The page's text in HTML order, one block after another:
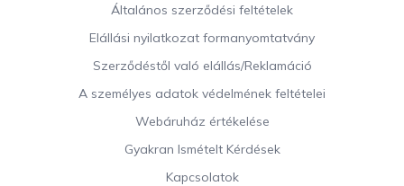
Általános szerződési feltételek
Elállási nyilatkozat formanyomtatvány
Szerződéstől való elállás/Reklamáció
A személyes adatok védelmének feltételei
Webáruház értékelése
Gyakran Ismételt Kérdések
Kapcsolatok